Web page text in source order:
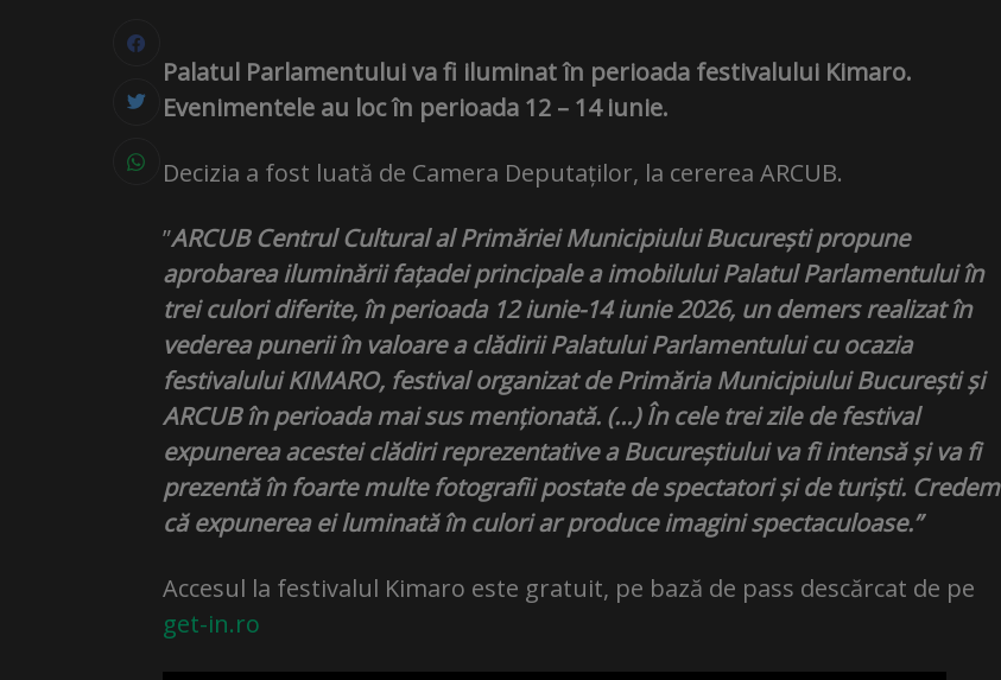
Palatul Parlamentului va fi iluminat în perioada festivalului Kimaro.
Evenimentele au loc în perioada 12 – 14 iunie.
Decizia a fost luată de Camera Deputaților, la cererea ARCUB.
”ARCUB Centrul Cultural al Primăriei Municipiului București propune
aprobarea iluminării fațadei principale a imobilului Palatul Parlamentului în
trei culori diferite, în perioada 12 iunie-14 iunie 2026, un demers realizat în
vederea punerii în valoare a clădirii Palatului Parlamentului cu ocazia
festivalului KIMARO, festival organizat de Primăria Municipiului București și
ARCUB în perioada mai sus menționată. (…) În cele trei zile de festival
expunerea acestei clădiri reprezentative a Bucureștiului va fi intensă și va fi
prezentă în foarte multe fotografii postate de spectatori și de turiști. Credem
că expunerea ei luminată în culori ar produce imagini spectaculoase.”
Accesul la festivalul Kimaro este gratuit, pe bază de pass descărcat de pe
get-in.ro